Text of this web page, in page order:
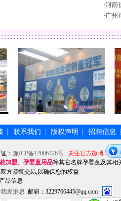
·河南
·广州
┆ 联系我们 ┆ 版权声明 ┆ 招聘信息 ┆
： 豫ICP备12006426号
关注官方微博
加盟、 孕婴童用品等其它名牌孕婴童及其相
方谨慎交易,以确保您的权益
品信息
邮箱：3229766445@qq.com